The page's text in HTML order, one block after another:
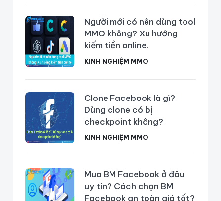
Người mới có nên dùng tool
MMO không? Xu hướng
kiếm tiền online.
KINH NGHIỆM MMO
Clone Facebook là gì?
Dùng clone có bị
checkpoint không?
KINH NGHIỆM MMO
Mua BM Facebook ở đâu
uy tín? Cách chọn BM
Facebook an toàn giá tốt?